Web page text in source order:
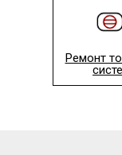
Ремонт